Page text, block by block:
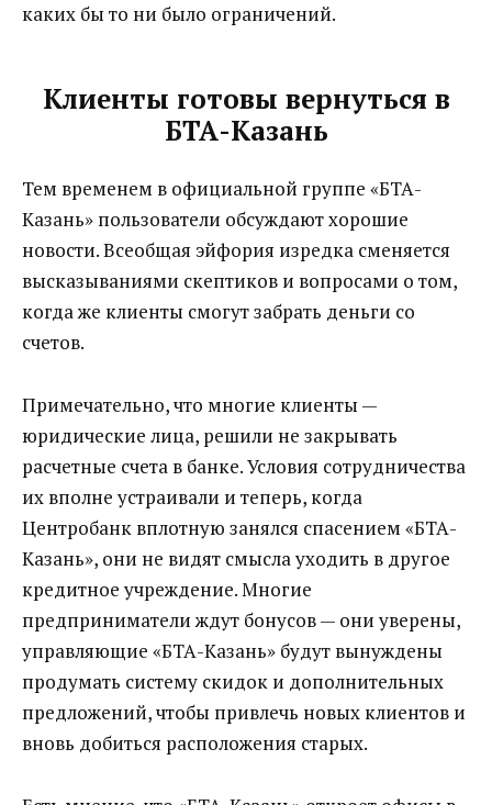
каких бы то ни было ограничений.
Клиенты готовы вернуться в
БТА-Казань
Тем временем в официальной группе «БТА-
Казань» пользователи обсуждают хорошие
новости. Всеобщая эйфория изредка сменяется
высказываниями скептиков и вопросами о том,
когда же клиенты смогут забрать деньги со
счетов.
Примечательно, что многие клиенты —
юридические лица, решили не закрывать
расчетные счета в банке. Условия сотрудничества
их вполне устраивали и теперь, когда
Центробанк вплотную занялся спасением «БТА-
Казань», они не видят смысла уходить в другое
кредитное учреждение. Многие
предприниматели ждут бонусов — они уверены,
управляющие «БТА-Казань» будут вынуждены
продумать систему скидок и дополнительных
предложений, чтобы привлечь новых клиентов и
вновь добиться расположения старых.